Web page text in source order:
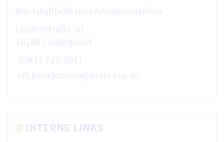
Wertstoffhöfe und Annahmestellen
Lindenstraße 30
19288 Ludwigslust
03871 722-7011
till.boeckmann@kreis-lup.de
INTERNE LINKS